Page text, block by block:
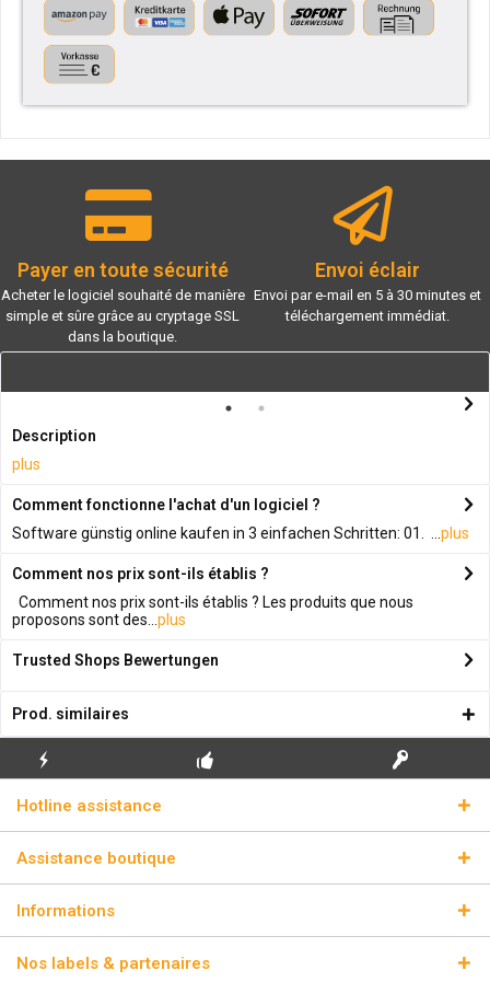
Payer en toute sécurité
Acheter le logiciel souhaité de manière
simple et sûre grâce au cryptage SSL
dans la boutique.
Envoi éclair
Envoi par e-mail en 5 à 30 minutes et
téléchargement immédiat.
Description
plus
Comment fonctionne l'achat d'un logiciel ?
Software günstig online kaufen in 3 einfachen Schritten: 01. ... plus
Comment nos prix sont-ils établis ?
Comment nos prix sont-ils établis ? Les produits que nous
proposons sont des... plus
Trusted Shops Bewertungen
Prod. similaires
ÉCLAIR
Hotline assistance
Assistance boutique
Informations
Nos labels & partenaires